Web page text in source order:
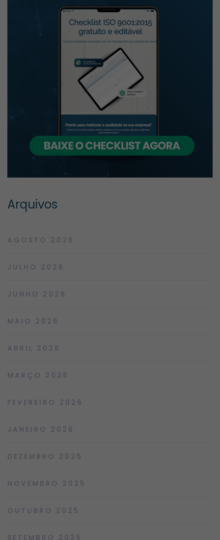
Arquivos
AGOSTO 2026
JULHO 2026
JUNHO 2026
MAIO 2026
ABRIL 2026
MARÇO 2026
FEVEREIRO 2026
JANEIRO 2026
DEZEMBRO 2025
NOVEMBRO 2025
OUTUBRO 2025
SETEMBRO 2025